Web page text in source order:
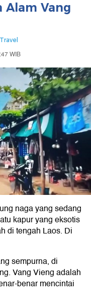
Alam Vang
WIB
naga yang sedang
kapur yang eksotis
di tengah Laos. Di
sempurna, di
Vang Vieng adalah
benar mencintai